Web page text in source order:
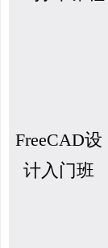
FreeCAD设
计入门班